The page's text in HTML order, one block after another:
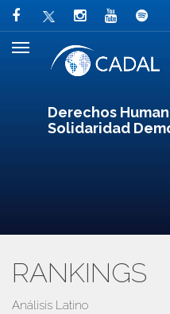
Derechos
Solidaridad
RANKINGS
Análisis Latino